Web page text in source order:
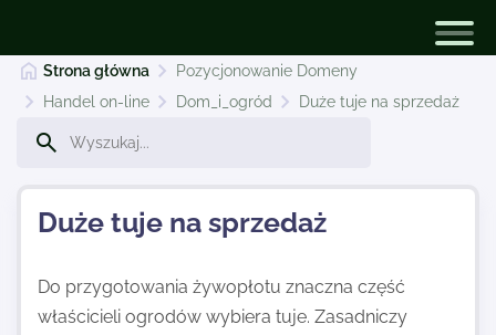
Najnowsze
Strona główna
Pozycjonowanie Domeny
Handel on-line
Dom_i_ogród Duże tuje na sprzedaż
Duże tuje na sprzedaż
Do przygotowania żywopłotu znaczna część
właścicieli ogrodów wybiera tuje. Zasadniczy